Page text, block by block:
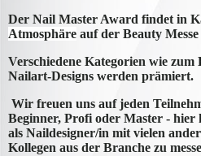
Der Nail Master Award findet in
Atmosphäre auf der Beauty
Verschiedene Kategorien wie zum
Nailart-Designs werden prämiert.
Wir freuen uns auf jeden
Beginner, Profi oder Master - hier
als Naildesigner/in mit vielen
Kollegen aus der Branche zu